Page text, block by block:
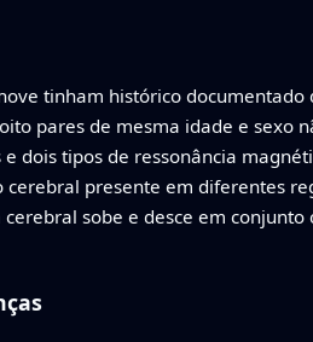
tinham histórico
pares de mesma idade e sexo
dois tipos de ressonância
presente em diferentes
sobe e desce em conjunto